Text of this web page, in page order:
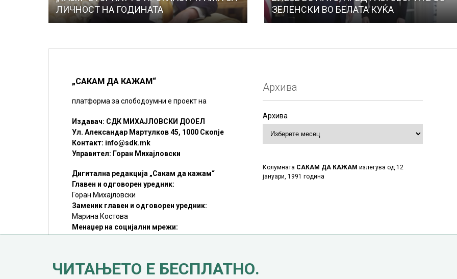
ЛИЧНОСТ НА ГОДИНАТА
ЗЕЛЕНСКИ ВО БЕЛАТА КУЌА
„САКАМ ДА КАЖАМ“
платформа за слободоумни е проект на
Издавач: СДК МИХАЈЛОВСКИ ДООЕЛ
Ул. Александар Мартулков 45, 1000 Скопје
Контакт: info@sdk.mk
Управител: Горан Михајловски
Дигитална редакција „Сакам да кажам“
Главен и одговорен уредник:
Горан Михајловски
Заменик главен и одговорен уредник:
Марина Костова
Менаџер на социјални мрежи:
Мирослав Илиоски
©SDK.MK Крадењето авторски текстови е казниво со закон.
Преземањето на авторски содржини (текстови) од оваа
Архива
Архива
Колумната САКАМ ДА КАЖАМ излегува од 12
јануари, 1991 година
ЧИТАЊЕТО Е БЕСПЛАТНО.